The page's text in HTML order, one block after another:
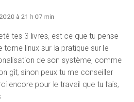
à 21 h 07 min
tes 3 livres, est ce que tu pense
tome linux sur la pratique sur le
de son système, comme
gît, sinon peux tu me conseiller
encore pour le travail que tu fais,